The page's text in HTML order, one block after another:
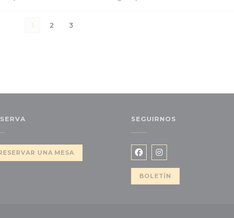
1 2 3
UNA MESA
SEGUIRNOS
Facebook ((abre en una
Instagram ((abre
BOLETÍN